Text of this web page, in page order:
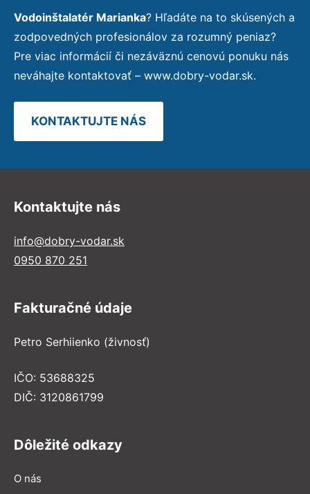
Vodoinštalatér Marianka? Hľadáte na to skúsených a
zodpovedných profesionálov za rozumný peniaz?
Pre viac informácií či nezáväznú cenovú ponuku nás
neváhajte kontaktovať – www.dobry-vodar.sk.
KONTAKTUJTE NÁS
Kontaktujte nás
info@dobry-vodar.sk
0950 870 251
Fakturačné údaje
Petro Serhiienko (živnosť)
IČO: 53688325
DIČ: 3120861799
Dôležité odkazy
O nás